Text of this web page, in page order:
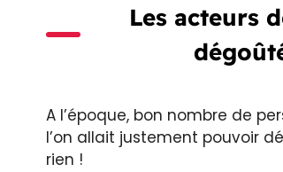
Les acteurs
A l’époque, bon nombre de
l’on allait justement pouvoir
rien !